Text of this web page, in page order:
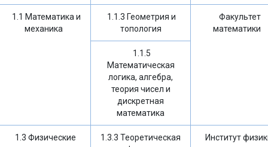
1.1 Математика и
механика
1.1.3 Геометрия и
топология
Факультет
математики
1.1.5
Математическая
логика, алгебра,
теория чисел и
дискретная
математика
1.3 Физические
1.3.3 Теоретическая
Институт